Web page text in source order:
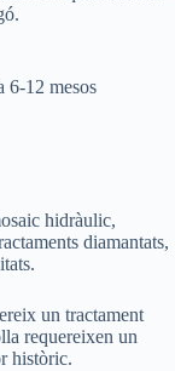
6-12 mesos
hidràulic,
diamantats,
un tractament
requereixen un
històric.